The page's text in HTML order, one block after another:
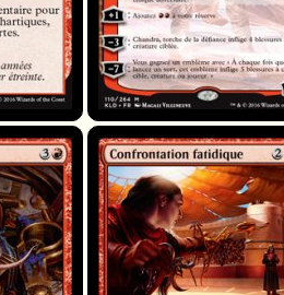
Confrontation fatidique